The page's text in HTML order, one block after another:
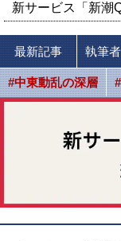
新サービス「新潮
最新記事 執筆
#中東動乱の深層